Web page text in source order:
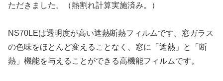
ただきました。（熱割れ計算実施済み。）
NS70LEは透明度が高い遮熱断熱フィルムです。窓ガラス
の色味をほとんど変えることなく、窓に「遮熱」と「断
熱」機能を与えることができる高機能フィルムです。